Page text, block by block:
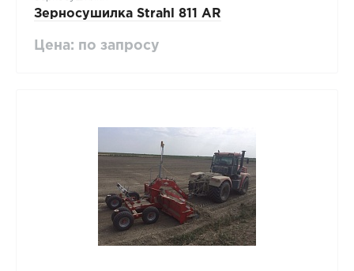
Зерносушилка Strahl 811 AR
Цена: по запросу